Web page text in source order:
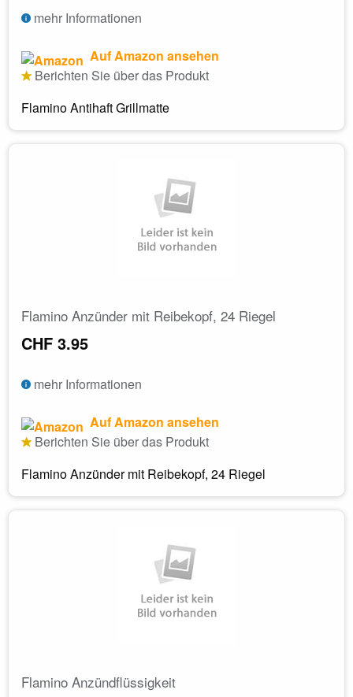
mehr Informationen
Auf Amazon ansehen
Berichten Sie über das Produkt
Flamino Antihaft Grillmatte
Flamino Anzünder mit Reibekopf, 24 Riegel
CHF 3.95
mehr Informationen
Auf Amazon ansehen
Berichten Sie über das Produkt
Flamino Anzünder mit Reibekopf, 24 Riegel
Flamino Anzündflüssigkeit